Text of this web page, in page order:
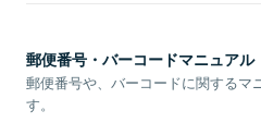
郵便番号・バーコードマニュアル
郵便番号や、バーコードに関するマ
す。